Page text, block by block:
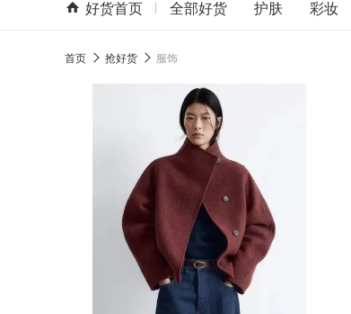
好货首页 全部好货 护肤 彩妆
首页 抢好货 服饰